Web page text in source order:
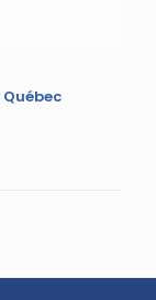
Québec